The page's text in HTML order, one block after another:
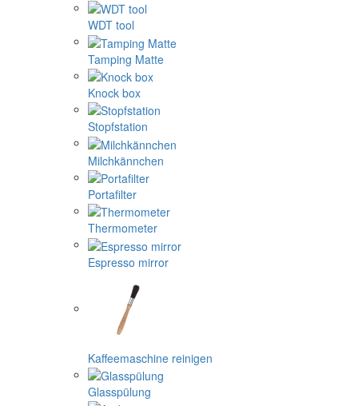
WDT tool
Tamping Matte
Knock box
Stopfstation
Milchkännchen
Portafilter
Thermometer
Espresso mirror
Kaffeemaschine reinigen
Glasspülung